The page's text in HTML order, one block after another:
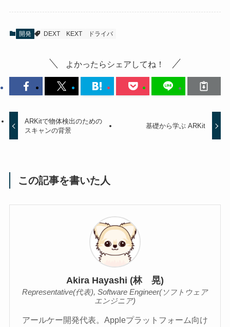
開発 DEXT KEXT ドライバ
よかったらシェアしてね！
ARKitで物体検出のための
スキャンの背景
基礎から学ぶ ARKit
この記事を書いた人
Akira Hayashi (林 晃)
Representative(代表), Software Engineer(ソフトウェア
エンジニア)
アールケー開発代表。Appleプラットフォーム向け